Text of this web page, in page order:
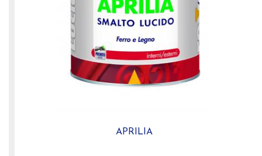
APRILIA